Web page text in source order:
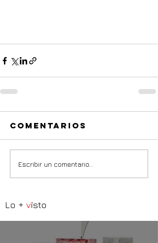
Comentarios
Escribir un comentario...
Lo + visto